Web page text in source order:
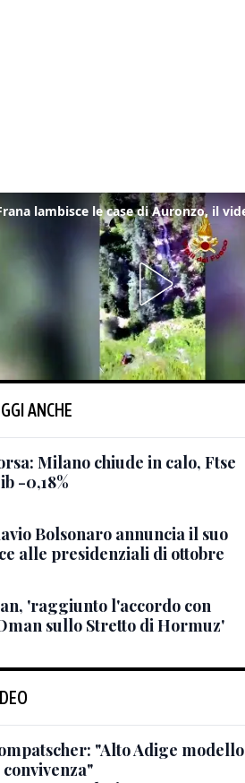
ANCHE
Milano chiude in calo, Ftse
-0,18%
Bolsonaro annuncia il suo
alle presidenziali di ottobre
'raggiunto l'accordo con
sullo Stretto di Hormuz'
"Alto Adige modello
convivenza"